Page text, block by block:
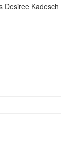
Desiree Kadesch